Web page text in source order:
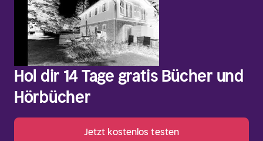
Hol dir 14 Tage gratis Bücher und
Hörbücher
Jetzt kostenlos testen